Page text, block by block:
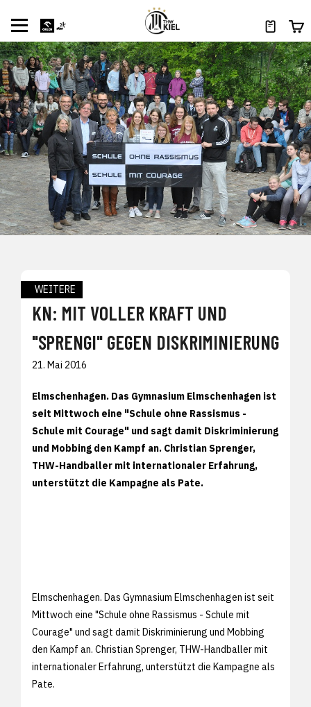
WEITERE
KN: MIT VOLLER KRAFT UND
"SPRENGI" GEGEN DISKRIMINIERUNG
21. Mai 2016
Elmschenhagen. Das Gymnasium Elmschenhagen ist
seit Mittwoch eine "Schule ohne Rassismus -
Schule mit Courage" und sagt damit Diskriminierung
und Mobbing den Kampf an. Christian Sprenger,
THW-Handballer mit internationaler Erfahrung,
unterstützt die Kampagne als Pate.
Elmschenhagen. Das Gymnasium Elmschenhagen ist seit
Mittwoch eine "Schule ohne Rassismus - Schule mit
Courage" und sagt damit Diskriminierung und Mobbing
den Kampf an. Christian Sprenger, THW-Handballer mit
internationaler Erfahrung, unterstützt die Kampagne als
Pate.